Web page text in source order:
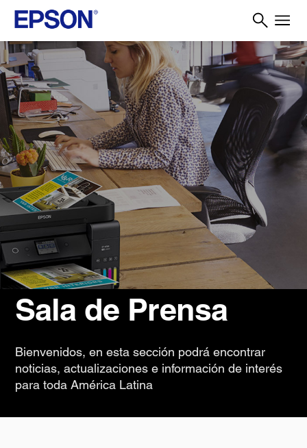
Sala de Prensa
Bienvenidos, en esta sección podrá encontrar
noticias, actualizaciones e información de interés
para toda América Latina